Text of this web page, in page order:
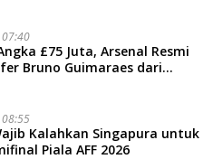
07:40
£75 Juta, Arsenal Resmi
Bruno Guimaraes dari
08:55
Kalahkan Singapura untuk
Piala AFF 2026